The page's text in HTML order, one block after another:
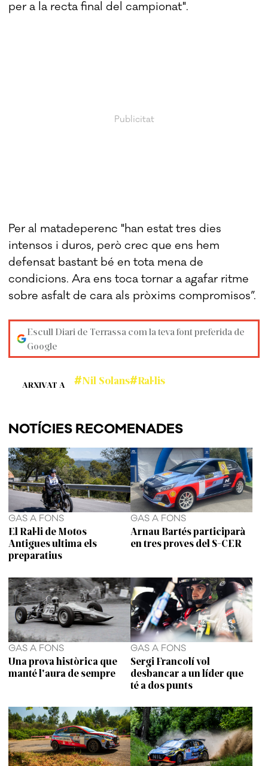
per a la recta final del campionat".
Per al matadeperenc "han estat tres dies
intensos i duros, però crec que ens hem
defensat bastant bé en tota mena de
condicions. Ara ens toca tornar a agafar ritme
sobre asfalt de cara als pròxims compromisos”.
Escull Diari de Terrassa com la teva font preferida de
Google
ARXIVAT A Nil Solans Ral·lis
NOTÍCIES RECOMENADES
GAS A FONS
El Ral·li de Motos
Antigues ultima els
preparatius
GAS A FONS
Arnau Bartés participarà
en tres proves del S-CER
GAS A FONS
Una prova històrica que
manté l'aura de sempre
GAS A FONS
Sergi Francolí vol
desbancar a un líder que
té a dos punts